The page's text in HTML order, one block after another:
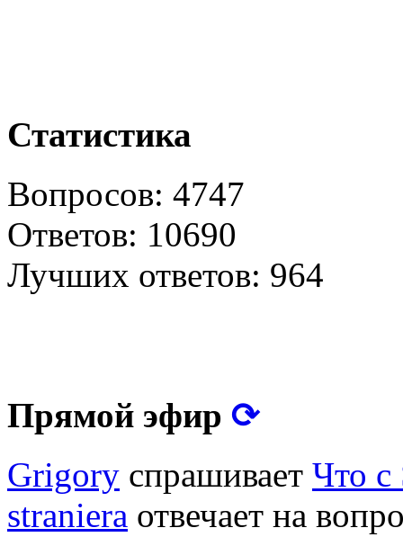
Статистика
Вопросов: 4747
Ответов: 10690
Лучших ответов: 964
Прямой эфир ⟳
Grigory спрашивает Что с
straniera отвечает на